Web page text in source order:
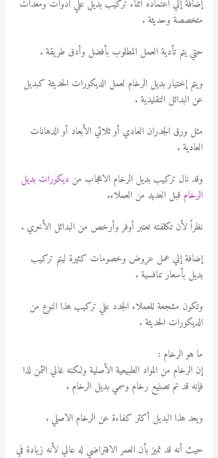
إضافة إلي اعتماده أثناء تركيب بديل علي أدوات ومعدات
متخصصة وحديثة .
حتي يتم تأدية العمل المطلوب بأفضل وأدق طريقة .
ويتم إختيار بديل الرخام لعمل الديكورات الحديثة كبديل
عن البدائل التقليدية .
مثل ورق الجدران العادي أو ثلاثي الأبعاد أو الدهانات
العادية .
وقد نال تركيب بديل الرخام الاعجاب من ديكورات بديل
الرخام قبل العديد من العملاء.
نظراً لأن تكلفته تعتبر أوفر وأرخص من البدائل الأخري .
إضافة إلي عمل عروض وخصومات كثيرة ليتم تركيب
بديل بأسعار تنافسية .
وتكون مشجعة للعملاء الجدد علي تركيب هذا النوع من
الديكورات الحديثة .
ما هو الرخام :
إن الرخام من المواد الطبيعية الأصلية ولكنه غالي الثمن لذا
فإنه قد تم تصنيع رخام وسمي بديل الرخام .
ويعد هذا البديل أكثر كفاءة عن الرخام الاصلي .
حيث أنه قد تميز بأن العمر الافتراضي له عالي لأنه زيادة في